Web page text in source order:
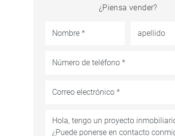
¿Piensa vender?